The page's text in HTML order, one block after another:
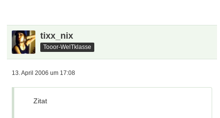
tixx_nix
Tooor-WelTklasse
13. April 2006 um 17:08
Zitat